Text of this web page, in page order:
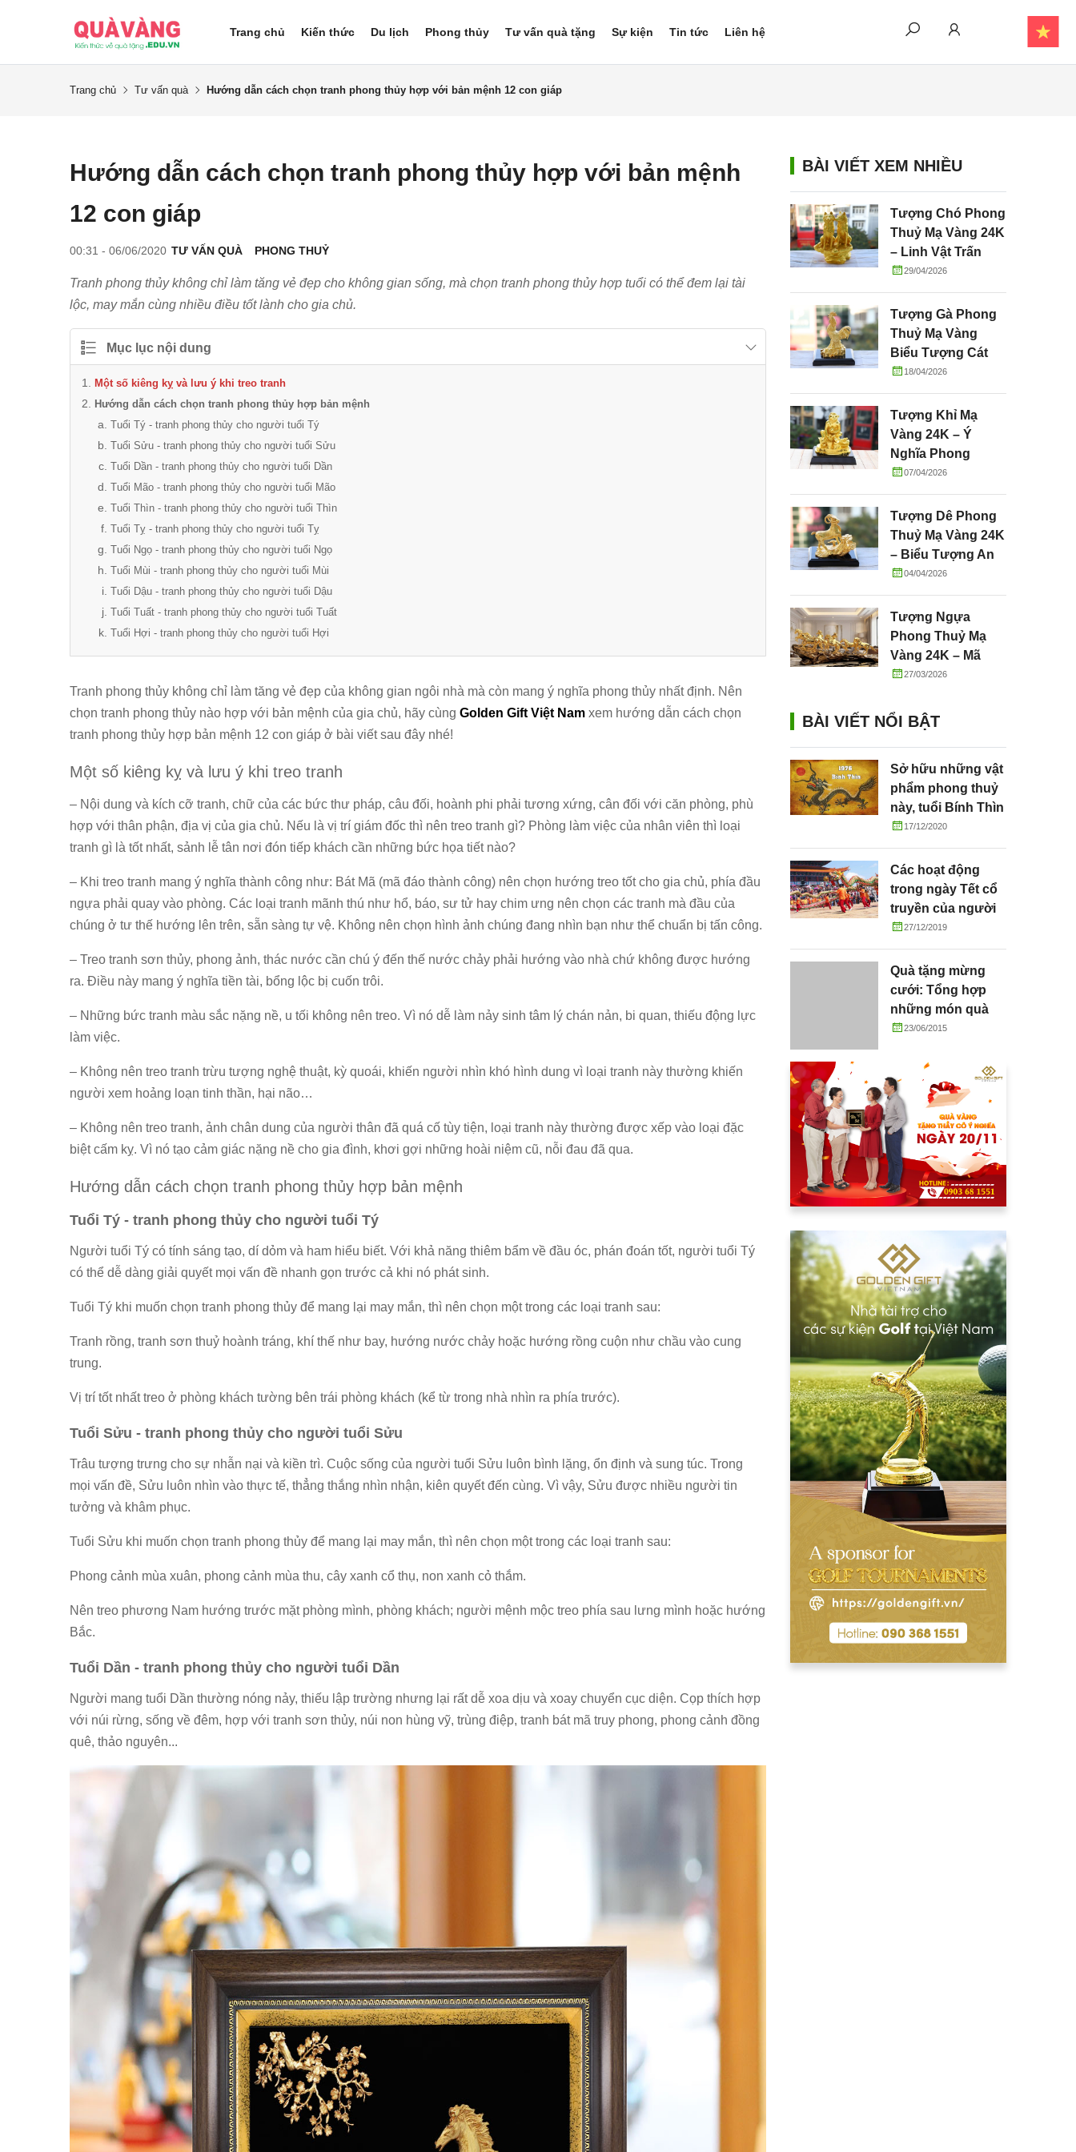
Trang chủ Kiến thức Du lịch Phong thủy Tư vấn quà tặng Sự kiện Tin tức Liên hệ
Trang chủ Tư vấn quà Hướng dẫn cách chọn tranh phong thủy hợp với bản mệnh 12 con giáp
Hướng dẫn cách chọn tranh phong thủy hợp với bản mệnh
12 con giáp
00:31 - 06/06/2020 TƯ VẤN QUÀ PHONG THUỶ
Tranh phong thủy không chỉ làm tăng vẻ đẹp cho không gian sống, mà chọn tranh phong thủy hợp tuổi có thể đem lại tài
lộc, may mắn cùng nhiều điều tốt lành cho gia chủ.
Mục lục nội dung
Một số kiêng kỵ và lưu ý khi treo tranh
Hướng dẫn cách chọn tranh phong thủy hợp bản mệnh
Tuổi Tý - tranh phong thủy cho người tuổi Tý
Tuổi Sửu - tranh phong thủy cho người tuổi Sửu
Tuổi Dần - tranh phong thủy cho người tuổi Dần
Tuổi Mão - tranh phong thủy cho người tuổi Mão
Tuổi Thìn - tranh phong thủy cho người tuổi Thìn
Tuổi Tỵ - tranh phong thủy cho người tuổi Tỵ
Tuổi Ngọ - tranh phong thủy cho người tuổi Ngọ
Tuổi Mùi - tranh phong thủy cho người tuổi Mùi
Tuổi Dậu - tranh phong thủy cho người tuổi Dậu
Tuổi Tuất - tranh phong thủy cho người tuổi Tuất
Tuổi Hợi - tranh phong thủy cho người tuổi Hợi
Tranh phong thủy không chỉ làm tăng vẻ đẹp của không gian ngôi nhà mà còn mang ý nghĩa phong thủy nhất định. Nên
chọn tranh phong thủy nào hợp với bản mệnh của gia chủ, hãy cùng Golden Gift Việt Nam xem hướng dẫn cách chọn
tranh phong thủy hợp bản mệnh 12 con giáp ở bài viết sau đây nhé!
Một số kiêng kỵ và lưu ý khi treo tranh
– Nội dung và kích cỡ tranh, chữ của các bức thư pháp, câu đối, hoành phi phải tương xứng, cân đối với căn phòng, phù
hợp với thân phận, địa vị của gia chủ. Nếu là vị trí giám đốc thì nên treo tranh gì? Phòng làm việc của nhân viên thì loại
tranh gì là tốt nhất, sảnh lễ tân nơi đón tiếp khách cần những bức họa tiết nào?
– Khi treo tranh mang ý nghĩa thành công như: Bát Mã (mã đáo thành công) nên chọn hướng treo tốt cho gia chủ, phía đầu
ngựa phải quay vào phòng. Các loại tranh mãnh thú như hổ, báo, sư tử hay chim ưng nên chọn các tranh mà đầu của
chúng ở tư thế hướng lên trên, sẵn sàng tự vệ. Không nên chọn hình ảnh chúng đang nhìn bạn như thể chuẩn bị tấn công.
– Treo tranh sơn thủy, phong ảnh, thác nước cần chú ý đến thế nước chảy phải hướng vào nhà chứ không được hướng
ra. Điều này mang ý nghĩa tiền tài, bổng lộc bị cuốn trôi.
– Những bức tranh màu sắc nặng nề, u tối không nên treo. Vì nó dễ làm nảy sinh tâm lý chán nản, bi quan, thiếu động lực
làm việc.
– Không nên treo tranh trừu tượng nghệ thuật, kỳ quoái, khiến người nhìn khó hình dung vì loại tranh này thường khiến
người xem hoảng loạn tinh thần, hại não…
– Không nên treo tranh, ảnh chân dung của người thân đã quá cố tùy tiện, loại tranh này thường được xếp vào loại đặc
biệt cấm kỵ. Vì nó tạo cảm giác nặng nề cho gia đình, khơi gợi những hoài niệm cũ, nỗi đau đã qua.
Hướng dẫn cách chọn tranh phong thủy hợp bản mệnh
Tuổi Tý - tranh phong thủy cho người tuổi Tý
Người tuổi Tý có tính sáng tạo, dí dỏm và ham hiểu biết. Với khả năng thiêm bẩm về đầu óc, phán đoán tốt, người tuổi Tý
có thể dễ dàng giải quyết mọi vấn đề nhanh gọn trước cả khi nó phát sinh.
Tuổi Tý khi muốn chọn tranh phong thủy để mang lại may mắn, thì nên chọn một trong các loại tranh sau:
Tranh rồng, tranh sơn thuỷ hoành tráng, khí thế như bay, hướng nước chảy hoặc hướng rồng cuộn như chầu vào cung
trung.
Vị trí tốt nhất treo ở phòng khách tường bên trái phòng khách (kể từ trong nhà nhìn ra phía trước).
Tuổi Sửu - tranh phong thủy cho người tuổi Sửu
Trâu tượng trưng cho sự nhẫn nại và kiền trì. Cuộc sống của người tuổi Sửu luôn bình lặng, ổn định và sung túc. Trong
mọi vấn đề, Sửu luôn nhìn vào thực tế, thẳng thắng nhìn nhận, kiên quyết đến cùng. Vì vậy, Sửu được nhiều người tin
tưởng và khâm phục.
Tuổi Sửu khi muốn chọn tranh phong thủy để mang lại may mắn, thì nên chọn một trong các loại tranh sau:
Phong cảnh mùa xuân, phong cảnh mùa thu, cây xanh cổ thụ, non xanh cỏ thắm.
Nên treo phương Nam hướng trước mặt phòng mình, phòng khách; người mệnh mộc treo phía sau lưng mình hoặc hướng
Bắc.
Tuổi Dần - tranh phong thủy cho người tuổi Dần
Người mang tuổi Dần thường nóng nảy, thiếu lập trường nhưng lại rất dễ xoa dịu và xoay chuyển cục diện. Cọp thích hợp
với núi rừng, sống về đêm, hợp với tranh sơn thủy, núi non hùng vỹ, trùng điệp, tranh bát mã truy phong, phong cảnh đồng
quê, thảo nguyên...
BÀI VIẾT XEM NHIỀU
Tượng Chó Phong
Thuỷ Mạ Vàng 24K
– Linh Vật Trấn
Trạch, Chiêu Tài
Và Gắn Kết Gia
Đình
29/04/2026
Tượng Gà Phong
Thuỷ Mạ Vàng
Biểu Tượng Cát
Tường, May Mắn
Và Thành Công
18/04/2026
Tượng Khỉ Mạ
Vàng 24K – Ý
Nghĩa Phong
Thuỷ, Tài Lộc &
Quà Tặng Cao Cấp
07/04/2026
Tượng Dê Phong
Thuỷ Mạ Vàng 24K
– Biểu Tượng An
Lành, Sung Túc Và
Phú Quý
04/04/2026
Tượng Ngựa
Phong Thuỷ Mạ
Vàng 24K – Mã
Đáo Thành Công
27/03/2026
BÀI VIẾT NỔI BẬT
Sở hữu những vật
phẩm phong thuỷ
này, tuổi Bính Thìn
hưởng lộc dồi dào
17/12/2020
Các hoạt động
trong ngày Tết cổ
truyền của người
Việt27/12/2019
Quà tặng mừng
cưới: Tổng hợp
những món quà
tặng cô dâu chú rể
23/06/2015